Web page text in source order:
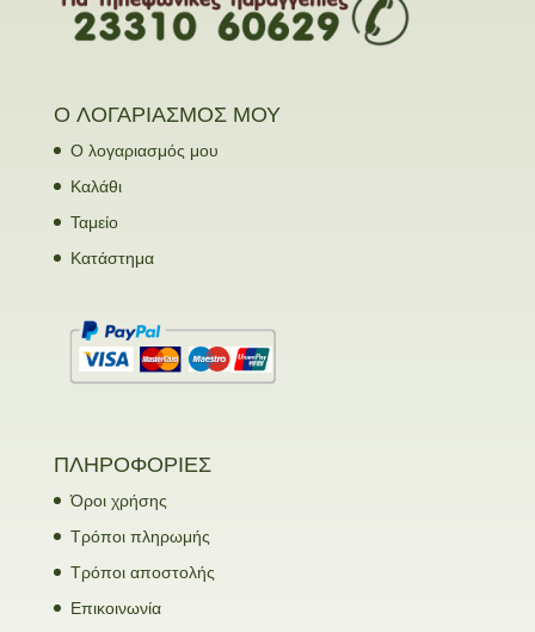
Ο ΛΟΓΑΡΙΑΣΜΟΣ ΜΟΥ
Ο λογαριασμός μου
Καλάθι
Ταμείο
Κατάστημα
ΠΛΗΡΟΦΟΡΙΕΣ
Όροι χρήσης
Τρόποι πληρωμής
Τρόποι αποστολής
Επικοινωνία